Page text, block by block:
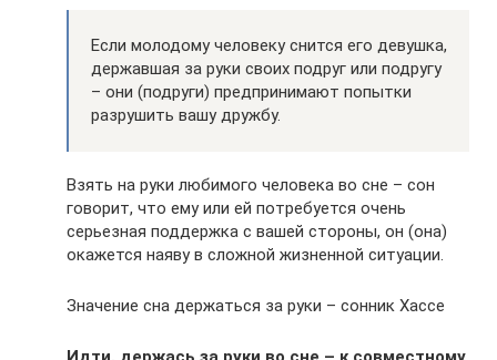
Если молодому человеку снится его девушка,
державшая за руки своих подруг или подругу
– они (подруги) предпринимают попытки
разрушить вашу дружбу.
Взять на руки любимого человека во сне – сон
говорит, что ему или ей потребуется очень
серьезная поддержка с вашей стороны, он (она)
окажется наяву в сложной жизненной ситуации.
Значение сна держаться за руки – сонник Хассе